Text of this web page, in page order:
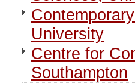
University
Centre for
Southampton